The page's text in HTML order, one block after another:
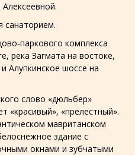
.
санаторием.
паркового комплекса
рекаЗагмата на востоке,
Алупкинское шоссе на
слово «дюльбер»
«красивый», «прелестный».
мавританском
здание с
окнами и зубчатыми